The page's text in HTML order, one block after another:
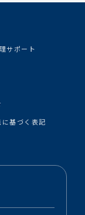
サポート
基づく表記